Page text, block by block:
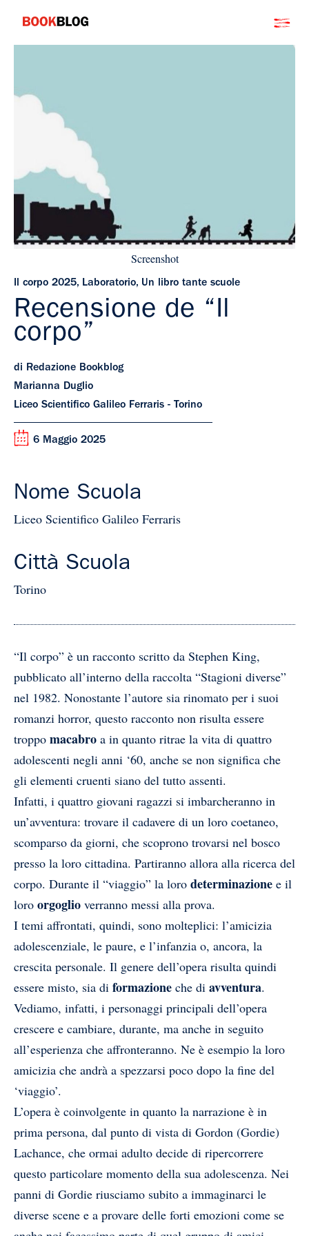
contenuto
Bookblog
Screenshot
Il corpo 2025, Laboratorio, Un libro tante scuole
Recensione de “Il
corpo”
di Redazione Bookblog
Marianna Duglio
Liceo Scientifico Galileo Ferraris - Torino
6 Maggio 2025
Nome Scuola
Liceo Scientifico Galileo Ferraris
Città Scuola
Torino
“Il corpo” è un racconto scritto da Stephen King,
pubblicato all’interno della raccolta “Stagioni diverse”
nel 1982. Nonostante l’autore sia rinomato per i suoi
romanzi horror, questo racconto non risulta essere
troppo macabro a in quanto ritrae la vita di quattro
adolescenti negli anni ‘60, anche se non significa che
gli elementi cruenti siano del tutto assenti.
Infatti, i quattro giovani ragazzi si imbarcheranno in
un’avventura: trovare il cadavere di un loro coetaneo,
scomparso da giorni, che scoprono trovarsi nel bosco
presso la loro cittadina. Partiranno allora alla ricerca del
corpo. Durante il “viaggio” la loro determinazione e il
loro orgoglio verranno messi alla prova.
I temi affrontati, quindi, sono molteplici: l’amicizia
adolescenziale, le paure, e l’infanzia o, ancora, la
crescita personale. Il genere dell’opera risulta quindi
essere misto, sia di formazione che di avventura.
Vediamo, infatti, i personaggi principali dell’opera
crescere e cambiare, durante, ma anche in seguito
all’esperienza che affronteranno. Ne è esempio la loro
amicizia che andrà a spezzarsi poco dopo la fine del
‘viaggio’.
L’opera è coinvolgente in quanto la narrazione è in
prima persona, dal punto di vista di Gordon (Gordie)
Lachance, che ormai adulto decide di ripercorrere
questo particolare momento della sua adolescenza. Nei
panni di Gordie riusciamo subito a immaginarci le
diverse scene e a provare delle forti emozioni come se